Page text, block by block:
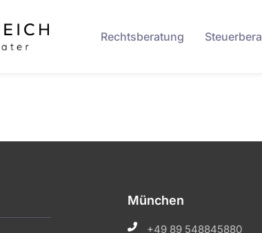
Rechtsberatung
München
+49 89 548845880